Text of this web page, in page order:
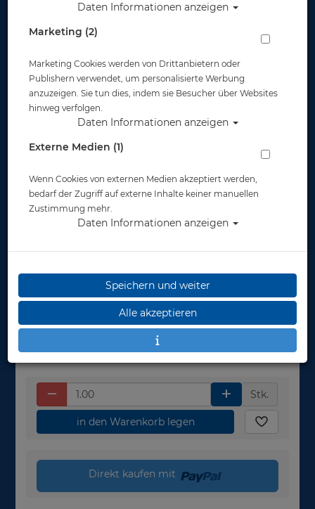
Mares Maskenband Schwarz für X-Vision
Artikelnr.: mar-41200136
Herstellerpreis: 7,50 €
Lieferbar
Stk.
in den Warenkorb legen
Direkt kaufen mit
Daten Informationen anzeigen
Marketing (2)
Marketing Cookies werden von Drittanbietern oder
Publishern verwendet, um personalisierte Werbung
anzuzeigen. Sie tun dies, indem sie Besucher über Websites
hinweg verfolgen.
Daten Informationen anzeigen
Externe Medien (1)
Wenn Cookies von externen Medien akzeptiert werden,
bedarf der Zugriff auf externe Inhalte keiner manuellen
Zustimmung mehr.
Daten Informationen anzeigen
Speichern und weiter
Alle akzeptieren